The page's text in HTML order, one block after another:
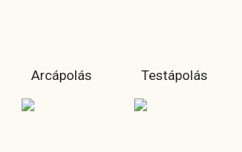
Arcápolás Testápolás